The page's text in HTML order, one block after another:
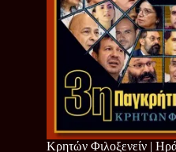
Κρητών Φιλοξενείν |